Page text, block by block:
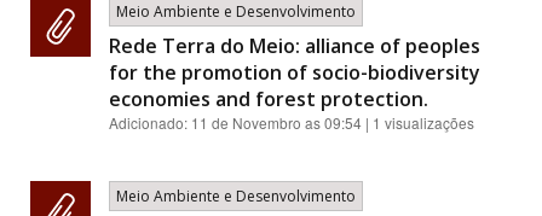
Meio Ambiente e Desenvolvimento
Rede Terra do Meio: alliance of peoples
for the promotion of socio-biodiversity
economies and forest protection.
Adicionado: 11 de Novembro as 09:54 | 1 visualizações
Meio Ambiente e Desenvolvimento